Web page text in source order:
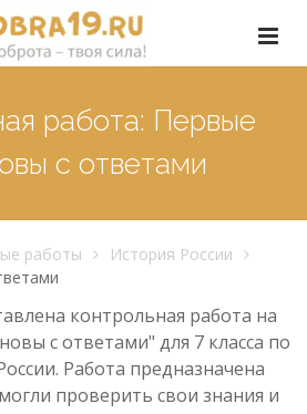
работа: Первые
с ответами
работы
История России
контрольная работа на
с ответами" для 7 класса по
Работа предназначена
проверить свои знания и